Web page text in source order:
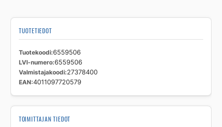
TUOTETIEDOT
Tuotekoodi 6559506
LVI-numero 6559506
Valmistajakoodi 27378400
EAN 4011097720579
TOIMITTAJAN TIEDOT